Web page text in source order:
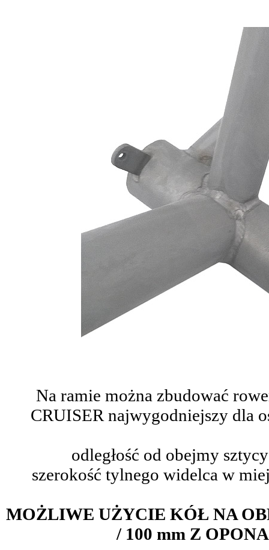
Na ramie można zbudować
CRUISER najwygodniejszy dla
odległość od obejmy
szerokość tylnego widelca w
MOŻLIWE UŻYCIE KÓŁ NA
/ 100 mm Z